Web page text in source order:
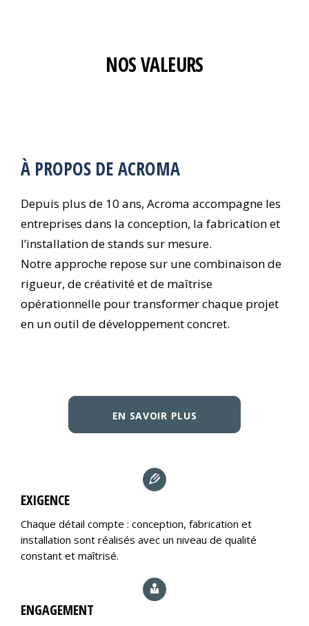
NOS VALEURS
À PROPOS DE ACROMA
Depuis plus de 10 ans, Acroma accompagne les
entreprises dans la conception, la fabrication et
l’installation de stands sur mesure.
Notre approche repose sur une combinaison de
rigueur, de créativité et de maîtrise
opérationnelle pour transformer chaque projet
en un outil de développement concret.
EN SAVOIR PLUS
EXIGENCE
Chaque détail compte : conception, fabrication et
installation sont réalisés avec un niveau de qualité
constant et maîtrisé.
ENGAGEMENT